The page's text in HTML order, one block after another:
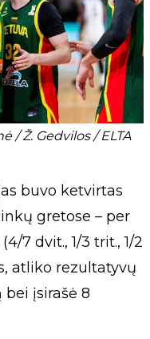
/ Ž. Gedvilos / ELTA
buvo ketvirtas
gretose – per
7 dvit., 1/3 trit., 1/2
atliko rezultatyvų
įsirašė 8